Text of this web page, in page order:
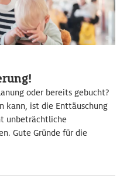
oder bereits gebucht?
kann, ist die Enttäuschung
unbeträchtliche
Gute Gründe für die